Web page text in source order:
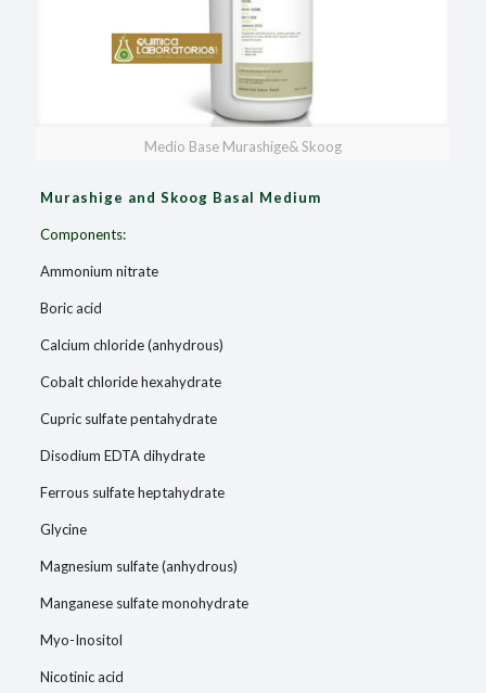
Medio Base Murashige& Skoog
Murashige and Skoog Basal Medium
Components:
Ammonium nitrate
Boric acid
Calcium chloride (anhydrous)
Cobalt chloride hexahydrate
Cupric sulfate pentahydrate
Disodium EDTA dihydrate
Ferrous sulfate heptahydrate
Glycine
Magnesium sulfate (anhydrous)
Manganese sulfate monohydrate
Myo-Inositol
Nicotinic acid